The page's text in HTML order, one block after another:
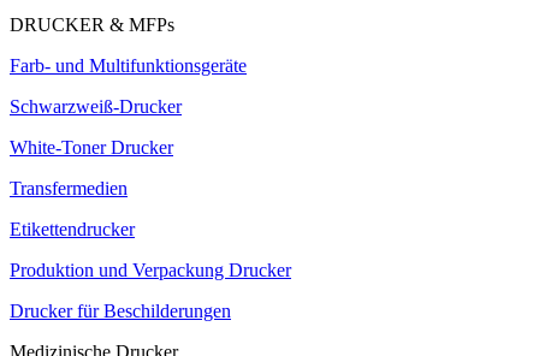
DRUCKER & MFPs
Farb- und Multifunktionsgeräte
Schwarzweiß-Drucker
White-Toner Drucker
Transfermedien
Etikettendrucker
Produktion und Verpackung Drucker
Drucker für Beschilderungen